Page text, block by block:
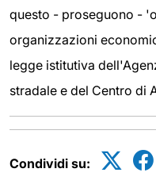
questo - proseguono -
organizzazioni
legge istitutiva
stradale e del Centro di
Condividi su: